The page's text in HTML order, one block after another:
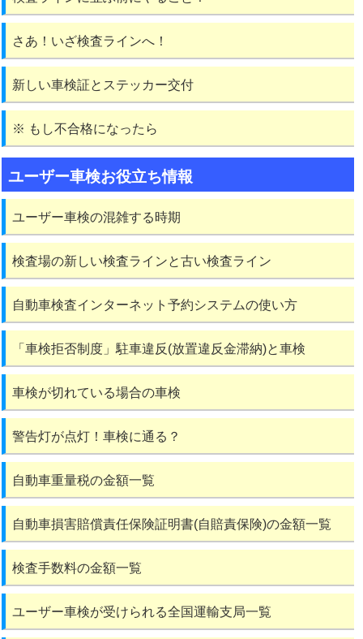
さあ！いざ検査ラインへ！
新しい車検証とステッカー交付
※ もし不合格になったら
ユーザー車検お役立ち情報
ユーザー車検の混雑する時期
検査場の新しい検査ラインと古い検査ライン
自動車検査インターネット予約システムの使い方
「車検拒否制度」駐車違反(放置違反金滞納)と車検
車検が切れている場合の車検
警告灯が点灯！車検に通る？
自動車重量税の金額一覧
自動車損害賠償責任保険証明書(自賠責保険)の金額一覧
検査手数料の金額一覧
ユーザー車検が受けられる全国運輸支局一覧